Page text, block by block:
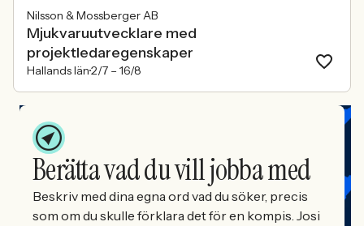
Nilsson & Mossberger AB
Mjukvaruutvecklare med
projektledaregenskaper
Hallands län2/7 – 16/8
Berätta vad du vill jobba med
Beskriv med dina egna ord vad du söker, precis
som om du skulle förklara det för en kompis. Josi